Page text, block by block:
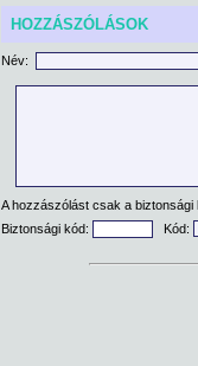
HOZZÁSZÓLÁSOK
Név:
A hozzászólást csak a biztonsági
Biztonsági kód:
Kód: